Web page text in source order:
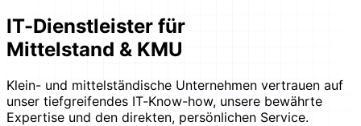
IT-Dienstleister für
Mittelstand & KMU
Klein- und mittelständische Unternehmen vertrauen auf
unser tiefgreifendes IT-Know-how, unsere bewährte
Expertise und den direkten, persönlichen Service.